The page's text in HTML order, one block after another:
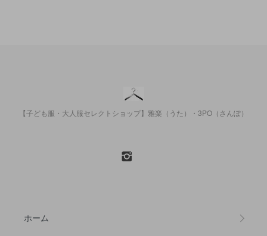
【子ども服・大人服セレクトショップ】雅楽（うた）・3PO（さんぽ）
ホーム